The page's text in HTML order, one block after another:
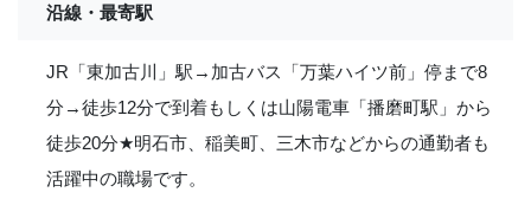
沿線・最寄駅
JR「東加古川」駅→加古バス「万葉ハイツ前」停まで8
分→徒歩12分で到着もしくは山陽電車「播磨町駅」から
徒歩20分★明石市、稲美町、三木市などからの通勤者も
活躍中の職場です。